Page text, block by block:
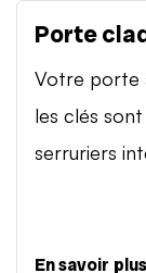
Porte
Votre porte
les clés
serruriers
En savoir